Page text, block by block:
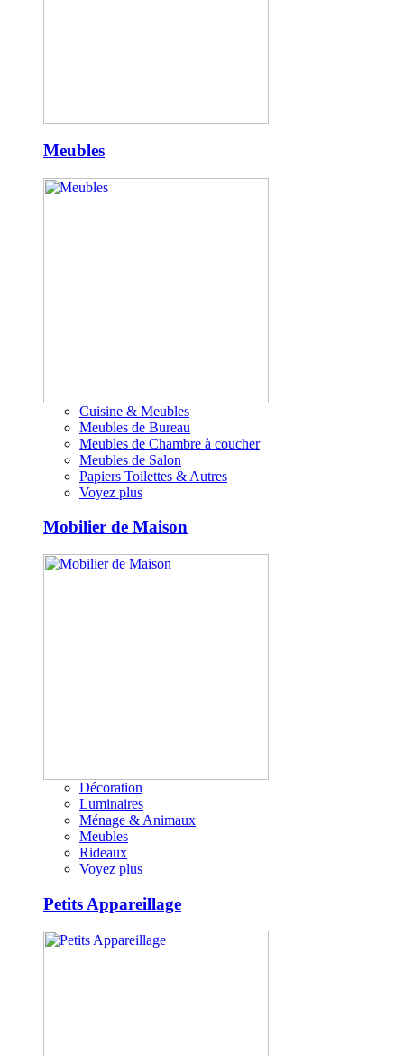
Meubles
Cuisine & Meubles
Meubles de Bureau
Meubles de Chambre à coucher
Meubles de Salon
Papiers Toilettes & Autres
Voyez plus
Mobilier de Maison
Décoration
Luminaires
Ménage & Animaux
Meubles
Rideaux
Voyez plus
Petits Appareillage